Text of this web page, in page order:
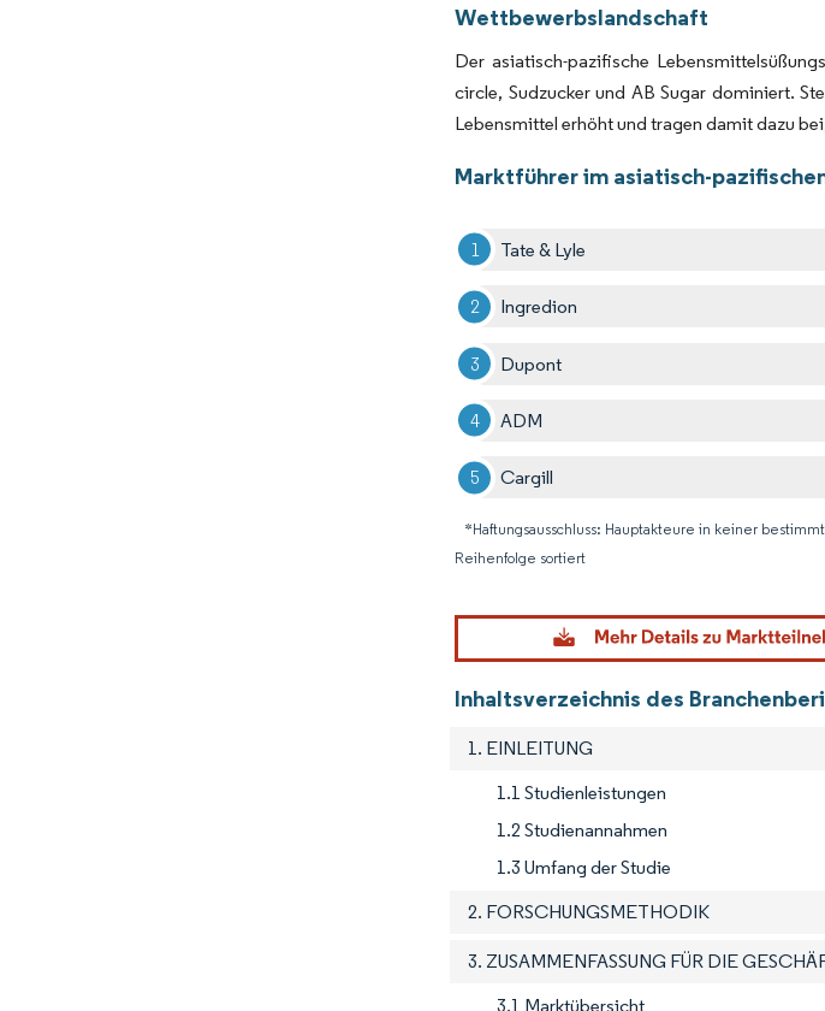
Wettbewerbslandschaft
Der asiatisch-pazifische
circle, Sudzucker und AB Sugar dominiert.
Lebensmittel erhöht und tragen damit dazu
Marktführer im asiatisch-
Tate & Lyle
Ingredion
Dupont
ADM
Cargill
*Haftungsausschluss: Hauptakteure in keiner
Reihenfolge sortiert
Inhaltsverzeichnis des
1. EINLEITUNG
1.1 Studienleistungen
1.2 Studienannahmen
1.3 Umfang der Studie
2. FORSCHUNGSMETHODIK
3. ZUSAMMENFASSUNG FÜR DIE
3.1 Marktübersicht